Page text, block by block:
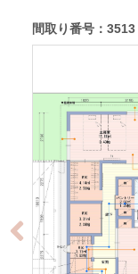
間取り番号：3513